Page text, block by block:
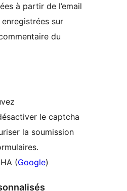
à partir de l’email
sur
du
le captcha
la soumission
(Google)